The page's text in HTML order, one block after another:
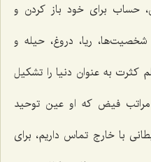
حساب برای خود باز كردن و
شخصیت‌ها، ریا، دروغ، حیله و
كثرت به عنوان دنیا را تشكیل
فیض كه او عین توحید
با خارج تماس داریم، برای